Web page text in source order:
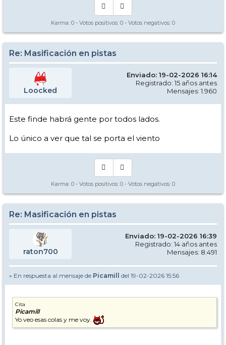
Karma: 0 - Votos positivos: 0 - Votos negativos: 0
Re: Masificación en pistas
Loocked
Enviado: 19-02-2026 16:14
Registrado: 15 años antes
Mensajes: 1.960
Este finde habrá gente por todos lados.
Lo único a ver que tal se porta el viento
Karma: 0 - Votos positivos: 0 - Votos negativos: 0
Re: Masificación en pistas
raton700
Enviado: 19-02-2026 16:39
Registrado: 14 años antes
Mensajes: 8.491
» En respuesta al mensaje de Picamill del 19-02-2026 15:56
Cita
Picamill
Yo veo esas colas y me voy.